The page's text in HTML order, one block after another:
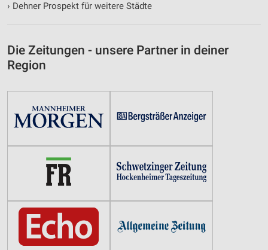
› Dehner Prospekt für weitere Städte
Die Zeitungen - unsere Partner in deiner
Region